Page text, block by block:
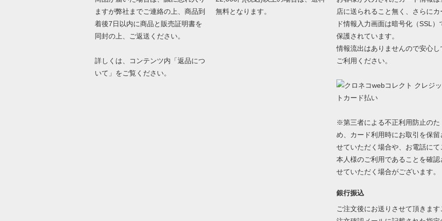
ますが弊社までご連絡の上、商品到
着後7日以内に商品と販売証明書を
同封の上、ご返送ください。
詳しくは、コンテンツ内「返品につ
いて」をご覧ください。
無料となります。
店に送られること無く、さらにカ
ド情報入力画面は暗号化（SSL）
保護されています。
情報流出はありませんので安心し
ご利用ください。
※第三者による不正利用防止のた
め、カード利用時にお取引を保留
せていただく場合や、お電話にて
本人様のご利用であることを確認
せていただく場合がございます。
銀行振込
ご注文後にお送りさせて頂きます